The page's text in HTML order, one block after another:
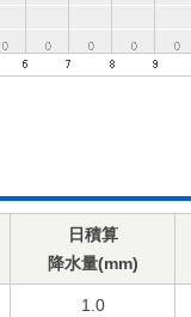
日積算
降水量(mm)
1.0